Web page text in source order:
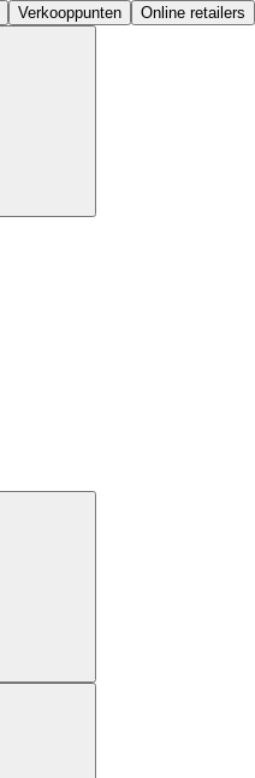
Verkooppunten Online retailers